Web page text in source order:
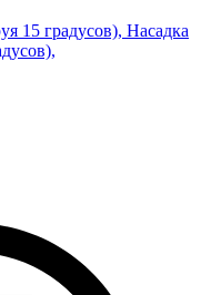
15 градусов), Насадка